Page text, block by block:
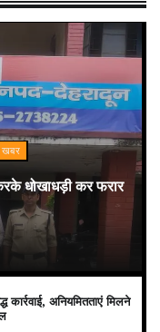
खबर
धोखाधड़ी कर फरार
कार्रवाई, अनियमितताएं मिलने